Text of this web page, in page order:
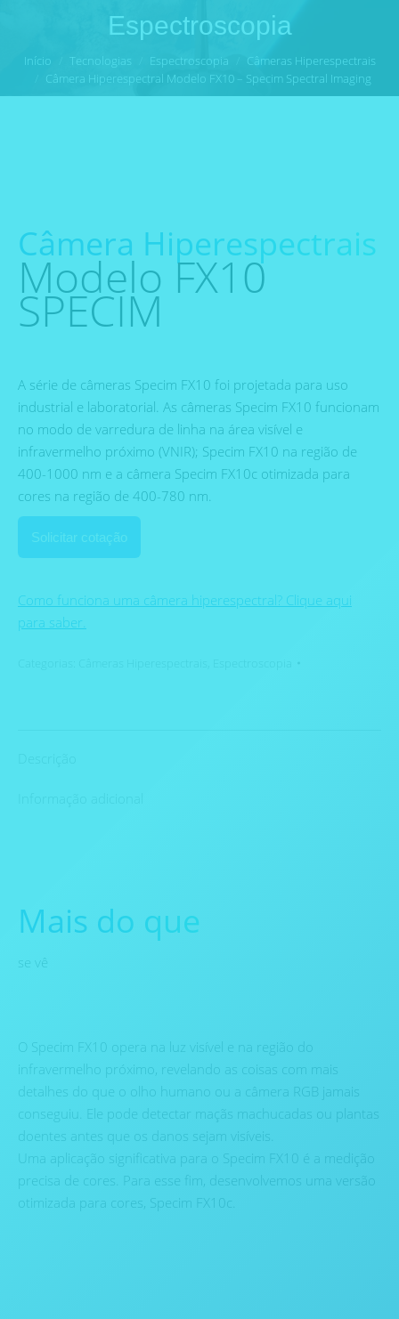
Espectroscopia
Início Tecnologias Espectroscopia
Câmeras Hiperespectrais
Câmera Hiperespectral Modelo FX10 – Specim Spectral Imaging
Câmera Hiperespectrais
Modelo FX10
SPECIM
A série de câmeras Specim FX10 foi projetada para uso
industrial e laboratorial. As câmeras Specim FX10 funcionam
no modo de varredura de linha na área visível e
infravermelho próximo (VNIR); Specim FX10 na região de
400-1000 nm e a câmera Specim FX10c otimizada para
cores na região de 400-780 nm.
Solicitar cotação
Como funciona uma câmera hiperespectral? Clique aqui
para saber.
Mais do que
se vê
O Specim FX10 opera na luz visível e na região do
infravermelho próximo, revelando as coisas com mais
detalhes do que o olho humano ou a câmera RGB jamais
conseguiu. Ele pode detectar maçãs machucadas ou plantas
doentes antes que os danos sejam visíveis.
Uma aplicação significativa para o Specim FX10 é a medição
precisa de cores. Para esse fim, desenvolvemos uma versão
otimizada para cores, Specim FX10c.